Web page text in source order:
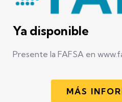
Ya disponible
Presente la FAFSA en
MÁS